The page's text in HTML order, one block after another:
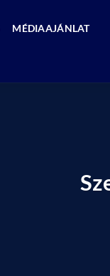
MÉDIAAJÁNLAT